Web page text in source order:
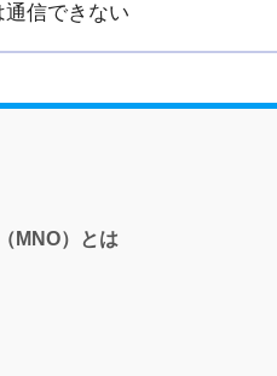
信できない
MNO）とは